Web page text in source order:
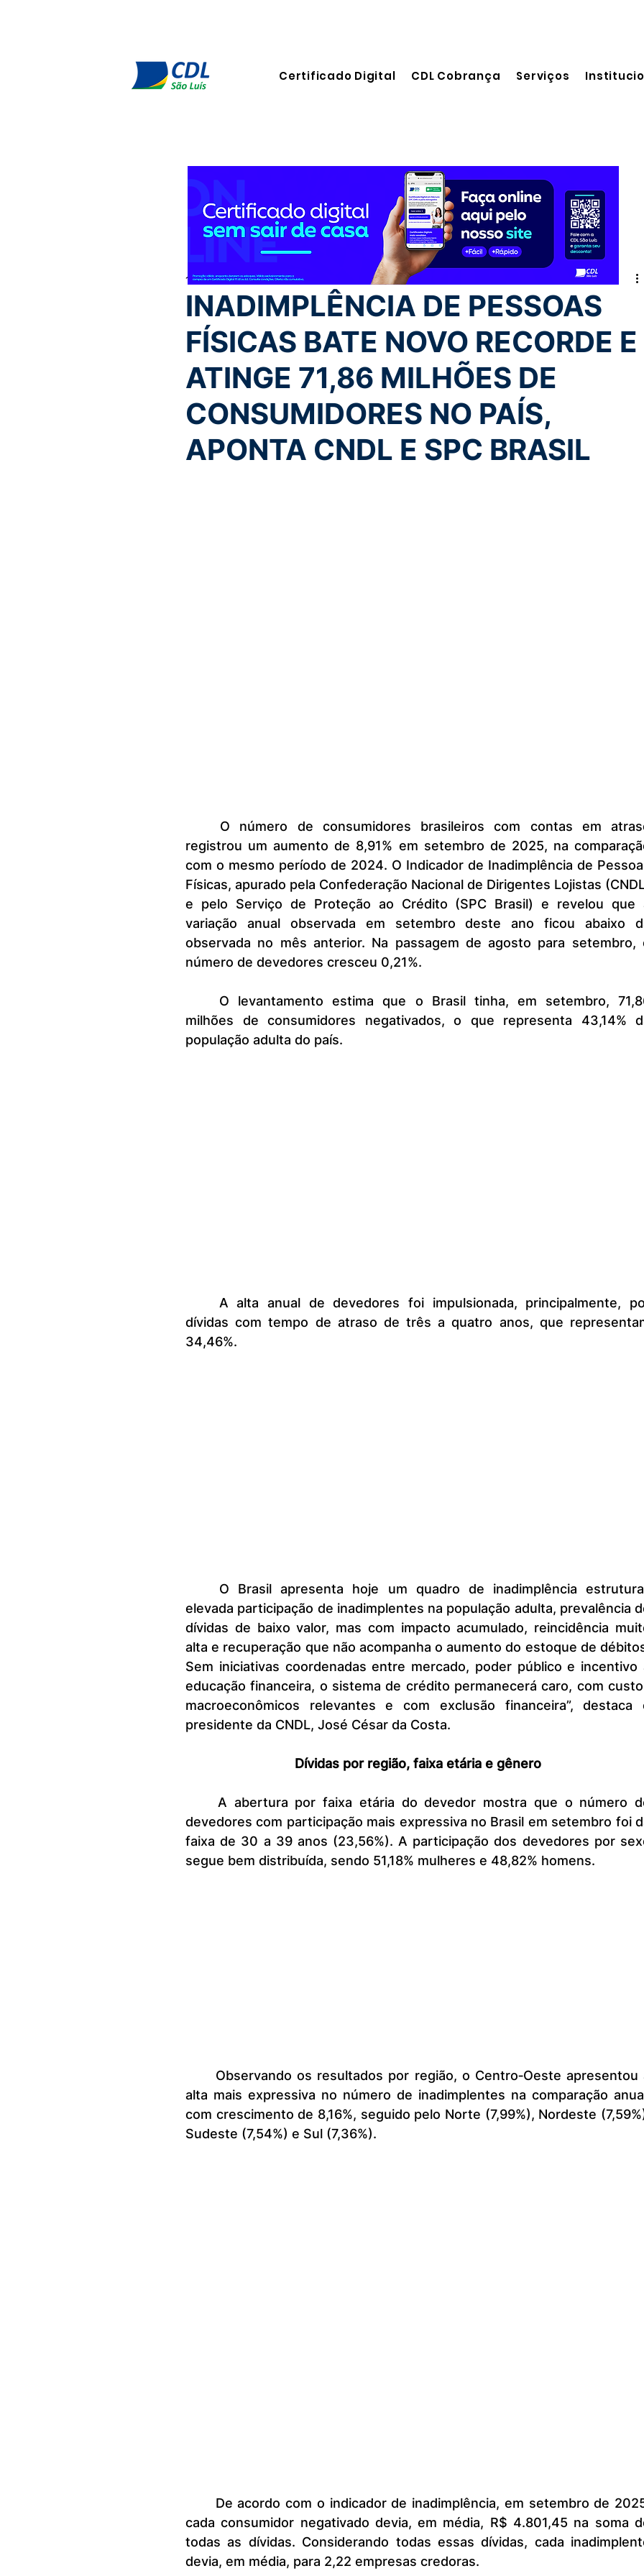
Certificado Digital CDL Cobrança Serviços
INADIMPLÊNCIA DE PESSOAS
FÍSICAS BATE NOVO RECORDE E
ATINGE 71,86 MILHÕES DE
CONSUMIDORES NO PAÍS,
APONTA CNDL E SPC BRASIL
15 de out. de 2025 3 min de leitura
registrou um aumento de 8,91% em setembro de 2025, na
com o mesmo período de 2024. O Indicador de Inadimplência de
Físicas, apurado pela Confederação Nacional de Dirigentes Lojistas
e pelo Serviço de Proteção ao Crédito (SPC Brasil) e revelou que
variação anual observada em setembro deste ano ficou abaixo
observada no mês anterior. Na passagem de agosto para setembro,
número de devedores cresceu 0,21%.
milhões de consumidores negativados, o que representa 43,14%
população adulta do país.
dívidas com tempo de atraso de três a quatro anos, que
34,46%.
elevada participação de inadimplentes na população adulta, prevalência
dívidas de baixo valor, mas com impacto acumulado, reincidência
alta e recuperação que não acompanha o aumento do estoque de
Sem iniciativas coordenadas entre mercado, poder público e incentivo
educação financeira, o sistema de crédito permanecerá caro, com
macroeconômicos relevantes e com exclusão financeira”, destaca
presidente da CNDL, José César da Costa.
Dívidas por região, faixa etária e gênero
devedores com participação mais expressiva no Brasil em setembro foi
faixa de 30 a 39 anos (23,56%). A participação dos devedores por
segue bem distribuída, sendo 51,18% mulheres e 48,82% homens.
alta mais expressiva no número de inadimplentes na comparação
com crescimento de 8,16%, seguido pelo Norte (7,99%), Nordeste
Sudeste (7,54%) e Sul (7,36%).
cada consumidor negativado devia, em média, R$ 4.801,45 na soma
todas as dívidas. Considerando todas essas dívidas, cada
devia, em média, para 2,22 empresas credoras.